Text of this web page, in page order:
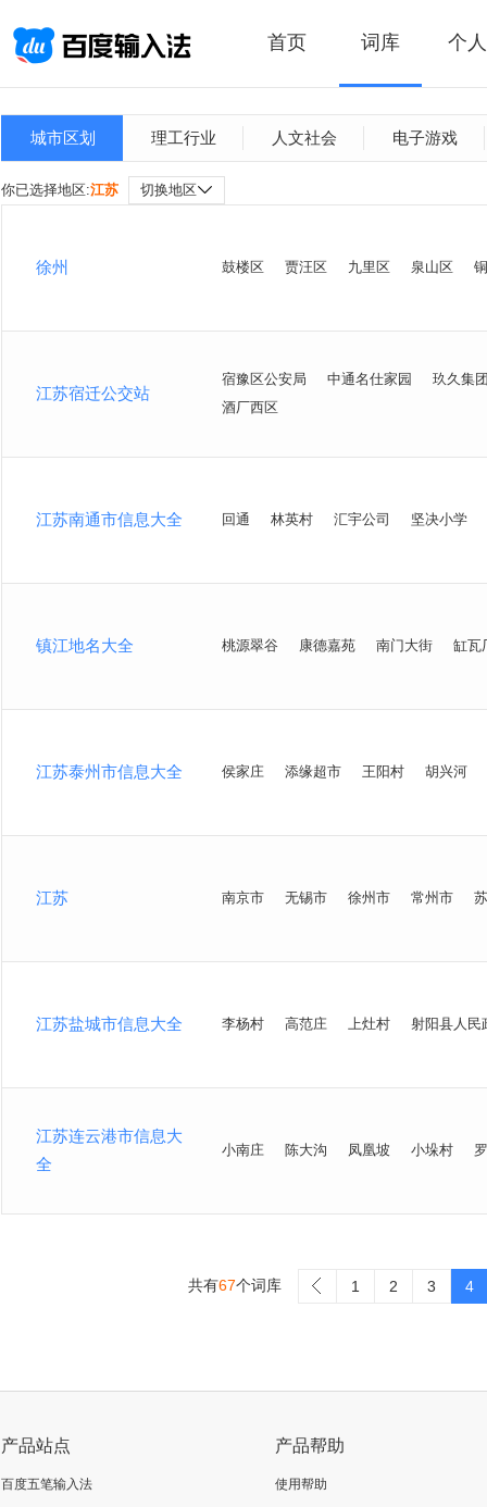
首页 词库 个
城市区划 理工行业 人文社会 电子游戏
你已选择地区:江苏 切换地区
徐州 鼓楼区 贾汪区 九里区 泉山区
江苏宿迁公交站
宿豫区公安局 中通名仕家园
玖久集
酒厂西区
江苏南通市信息大全 回通 林英村 汇宇公司 坚决小学
镇江地名大全 桃源翠谷 康德嘉苑 南门大街 缸瓦
江苏泰州市信息大全 侯家庄 添缘超市 王阳村 胡兴河
江苏 南京市 无锡市 徐州市 常州市
江苏盐城市信息大全 李杨村 高范庄 上灶村 射阳县人民
江苏连云港市信息大
全
小南庄 陈大沟 凤凰坡 小垛村
共有67个词库 1 2 3 4
产品站点
百度五笔输入法
产品帮助
使用帮助